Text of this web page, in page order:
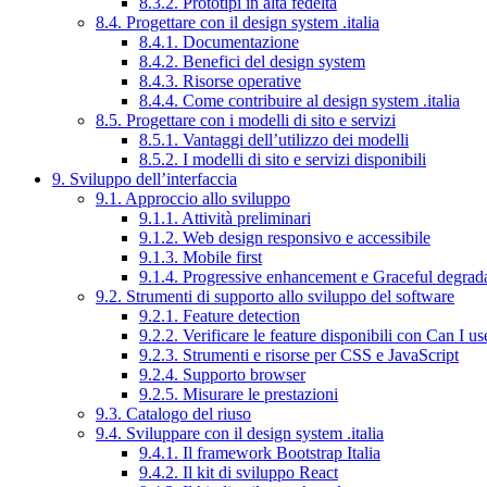
8.4. Progettare con il design system .italia
8.4.1. Documentazione
8.4.2. Benefici del design system
8.4.3. Risorse operative
8.4.4. Come contribuire al design system .italia
8.5. Progettare con i modelli di sito e servizi
8.5.1. Vantaggi dell’utilizzo dei modelli
8.5.2. I modelli di sito e servizi disponibili
9. Sviluppo dell’interfaccia
9.1. Approccio allo sviluppo
9.1.1. Attività preliminari
9.1.2. Web design responsivo e accessibile
9.1.3. Mobile first
9.1.4. Progressive enhancement e Graceful
9.2. Strumenti di supporto allo sviluppo del software
9.2.1. Feature detection
9.2.2. Verificare le feature disponibili con Can I
9.2.3. Strumenti e risorse per CSS e JavaScript
9.2.4. Supporto browser
9.2.5. Misurare le prestazioni
9.3. Catalogo del riuso
9.4. Sviluppare con il design system .italia
9.4.1. Il framework Bootstrap Italia
9.4.2. Il kit di sviluppo React